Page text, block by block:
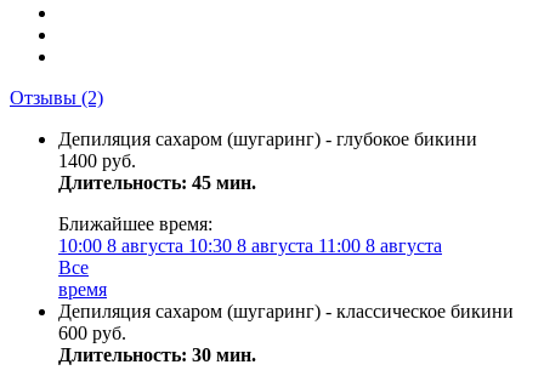
Отзывы (2)
Депиляция сахаром (шугаринг) - глубокое бикини
1400 руб.
Длительность: 45 мин.
Ближайшее время:
10:00 8 августа 10:30 8 августа 11:00 8 августа
Все
время
Депиляция сахаром (шугаринг) - классическое бикини
600 руб.
Длительность: 30 мин.